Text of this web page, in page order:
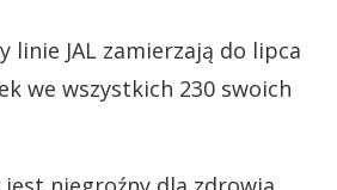
linie JAL zamierzają do lipca
we wszystkich 230 swoich